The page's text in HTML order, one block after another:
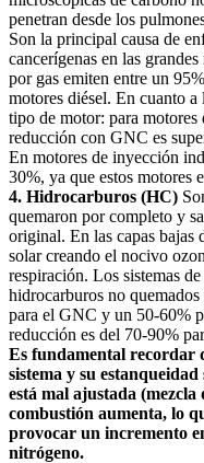
penetran desde los
Son la principal causa de
cancerígenas en las
por gas emiten entre un
motores diésel. En cuanto a
tipo de motor: para
reducción con GNC es
En motores de inyección
30%, ya que estos motores
4. Hidrocarburos (HC)
quemaron por completo y
original. En las capas bajas
solar creando el nocivo
respiración. Los sistemas
hidrocarburos no
para el GNC y un 50-60%
reducción es del 70-90%
Es fundamental recordar
sistema y su
está mal ajustada
combustión aumenta, lo
provocar un incremento
nitrógeno.